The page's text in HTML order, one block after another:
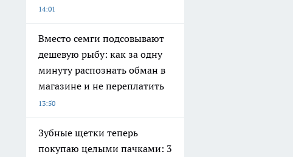
14:01
Вместо семги подсовывают
дешевую рыбу: как за одну
минуту распознать обман в
магазине и не переплатить
13:50
Зубные щетки теперь
покупаю целыми пачками: 3